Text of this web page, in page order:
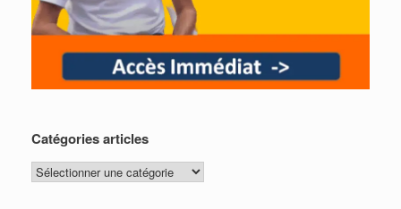
Catégories articles
Catégories
articles